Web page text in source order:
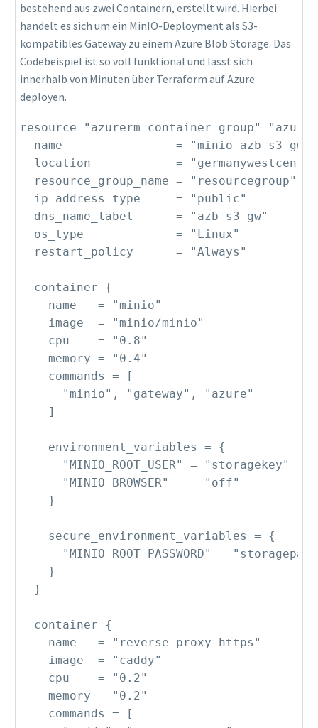
bestehend aus zwei Containern, erstellt wird. Hierbei
handelt es sich um ein MinIO-Deployment als S3-
kompatibles Gateway zu einem Azure Blob Storage. Das
Codebeispiel ist so voll funktional und lässt sich
innerhalb von Minuten über Terraform auf Azure
deployen.
resource "azurerm_container_group"
  name                = "minio-azb-s3-gw"
location            =
  resource_group_name = "resourcegroup"
  ip_address_type     = "public"
  dns_name_label      = "azb-s3-gw"
  os_type             = "Linux"
  restart_policy      = "Always"
  container {
    name   = "minio"
    image  = "minio/minio"
    cpu    = "0.8"
    memory = "0.4"
    commands = [
      "minio", "gateway", "azure"
    ]
    environment_variables = {
      "MINIO_ROOT_USER" = "storagekey"
      "MINIO_BROWSER"   = "off"
    }
    secure_environment_variables = {
"MINIO_ROOT_PASSWORD" =
    }
  }
  container {
    name   = "reverse-proxy-https"
    image  = "caddy"
    cpu    = "0.2"
    memory = "0.2"
    commands = [